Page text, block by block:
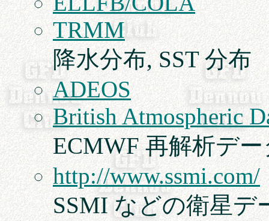
TRMM
降水分布, SST 分布
ADEOS
British Atmospheric
ECMWF 再解析デー
http://www.ssmi.com/
SSMI などの衛星デ